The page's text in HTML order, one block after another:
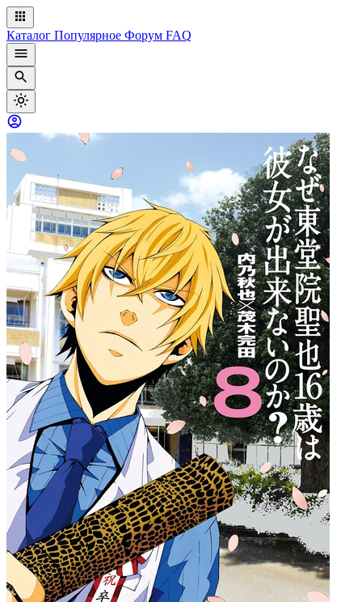
Каталог Популярное Форум FAQ